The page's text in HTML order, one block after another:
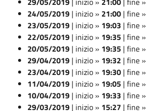
24/05/2019 | inizio » 21:00 | fine »
23/05/2019 | inizio » 19:03 | fine »
22/05/2019 | inizio » 19:35 | fine »
20/05/2019 | inizio » 19:35 | fine »
29/04/2019 | inizio » 19:32 | fine »
23/04/2019 | inizio » 19:30 | fine »
11/04/2019 | inizio » 19:05 | fine »
10/04/2019 | inizio » 19:33 | fine »
29/03/2019 | inizio » 15:27 | fine »